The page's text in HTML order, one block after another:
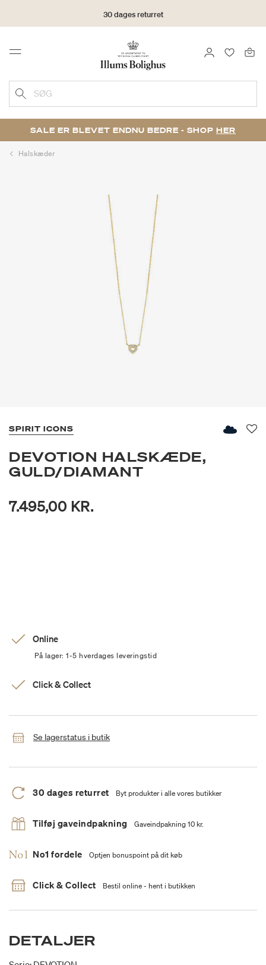
30 dages returret
Menu LOG IND
SØG
SALE ER BLEVET ENDNU BEDRE - SHOP HER
Halskæder
SPIRIT ICONS
DEVOTION HALSKÆDE,
GULD/DIAMANT
7.495,00 KR.
Online
På lager: 1-5 hverdages leveringstid
Click & Collect
Se lagerstatus i butik
30 dages returret Byt produkter i alle vores butikker
Tilføj gaveindpakning Gaveindpakning 10 kr.
No1 fordele Optjen bonuspoint på dit køb
Click & Collect Bestil online - hent i butikken
DETALJER